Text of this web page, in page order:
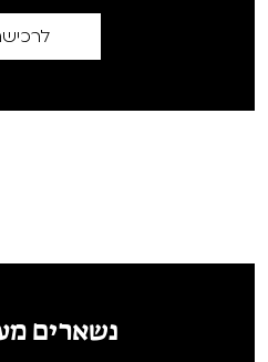
נשארים